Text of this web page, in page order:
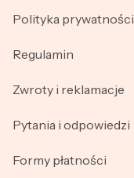
Polityka prywatności
Regulamin
Zwroty i reklamacje
Pytania i odpowiedzi
Formy płatności